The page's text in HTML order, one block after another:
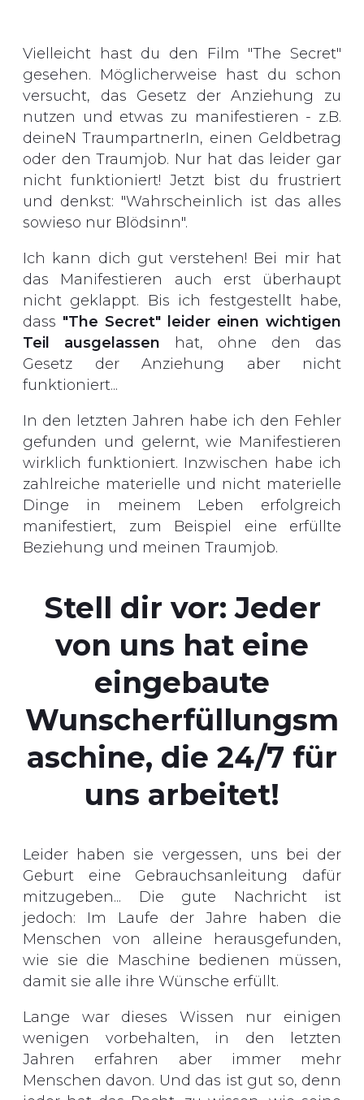
Vielleicht hast du den Film "The Secret"
gesehen. Möglicherweise hast du schon
versucht, das Gesetz der Anziehung zu
nutzen und etwas zu manifestieren - z.B.
deineN TraumpartnerIn, einen Geldbetrag
oder den Traumjob. Nur hat das leider gar
nicht funktioniert! Jetzt bist du frustriert
und denkst: "Wahrscheinlich ist das alles
sowieso nur Blödsinn".
Ich kann dich gut verstehen! Bei mir hat
das Manifestieren auch erst überhaupt
nicht geklappt. Bis ich festgestellt habe,
dass "The Secret" leider einen wichtigen
Teil ausgelassen
hat, ohne den das
Gesetz der Anziehung aber nicht
funktioniert...
In den letzten Jahren habe ich den Fehler
gefunden und gelernt, wie Manifestieren
wirklich funktioniert. Inzwischen habe ich
zahlreiche materielle und nicht materielle
Dinge in meinem Leben erfolgreich
manifestiert, zum Beispiel eine erfüllte
Beziehung und meinen Traumjob.
Stell dir vor: Jeder
von uns hat eine
eingebaute
Wunscherfüllungsm
aschine, die 24/7 für
uns arbeitet!
Leider haben sie vergessen, uns bei der
Geburt eine Gebrauchsanleitung dafür
mitzugeben... Die gute Nachricht ist
jedoch: Im Laufe der Jahre haben die
Menschen von alleine herausgefunden,
wie sie die Maschine bedienen müssen,
damit sie alle ihre Wünsche erfüllt.
Lange war dieses Wissen nur einigen
wenigen vorbehalten, in den letzten
Jahren erfahren aber immer mehr
Menschen davon. Und das ist gut so, denn